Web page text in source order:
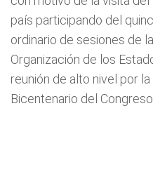
país participando del
ordinario de sesiones de
Organización de los
reunión de alto nivel por
Bicentenario del